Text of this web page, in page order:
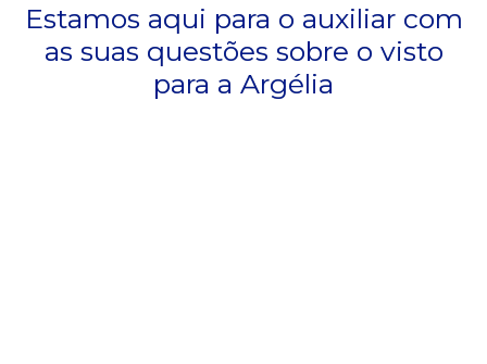
Estamos aqui para o auxiliar com
as suas questões sobre o visto
para a Argélia